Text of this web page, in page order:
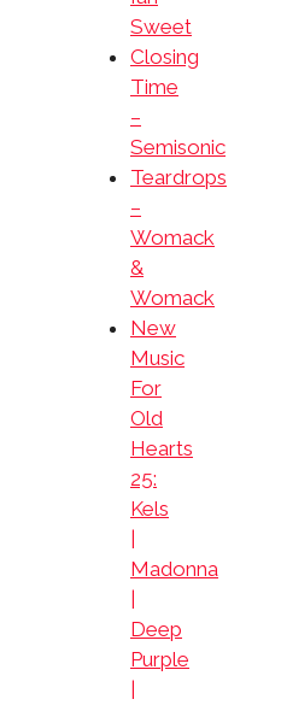
Sweet
Closing
Time
–
Semisonic
Teardrops
–
Womack
&
Womack
New
Music
For
Old
Hearts
25:
Kels
|
Madonna
|
Deep
Purple
|